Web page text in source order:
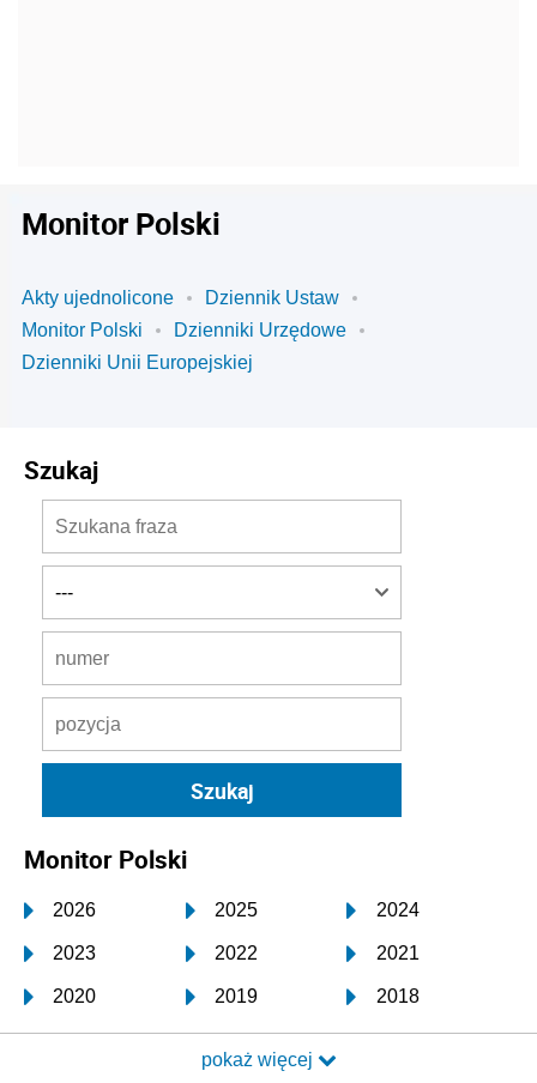
Monitor Polski
Akty ujednolicone
Dziennik Ustaw
Monitor Polski
Dzienniki Urzędowe
Dzienniki Unii Europejskiej
Szukaj
Monitor Polski
2026 2025 2024
2023 2022 2021
2020 2019 2018
2017 2016 2015
pokaż więcej